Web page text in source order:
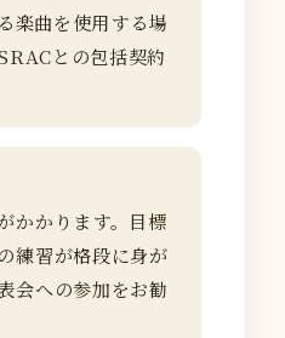
楽曲を使用する場
との包括契約
かかります。目標
練習が格段に身が
会への参加をお勧